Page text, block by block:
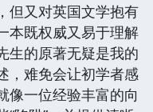
但又对英国文学抱有
本既权威又易于理解
生的原著无疑是我的
，难免会让初学者感
像一位经验丰富的向